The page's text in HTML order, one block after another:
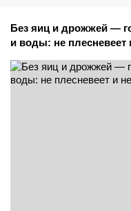
Без яиц и дрожжей —
и воды: не плесневеет